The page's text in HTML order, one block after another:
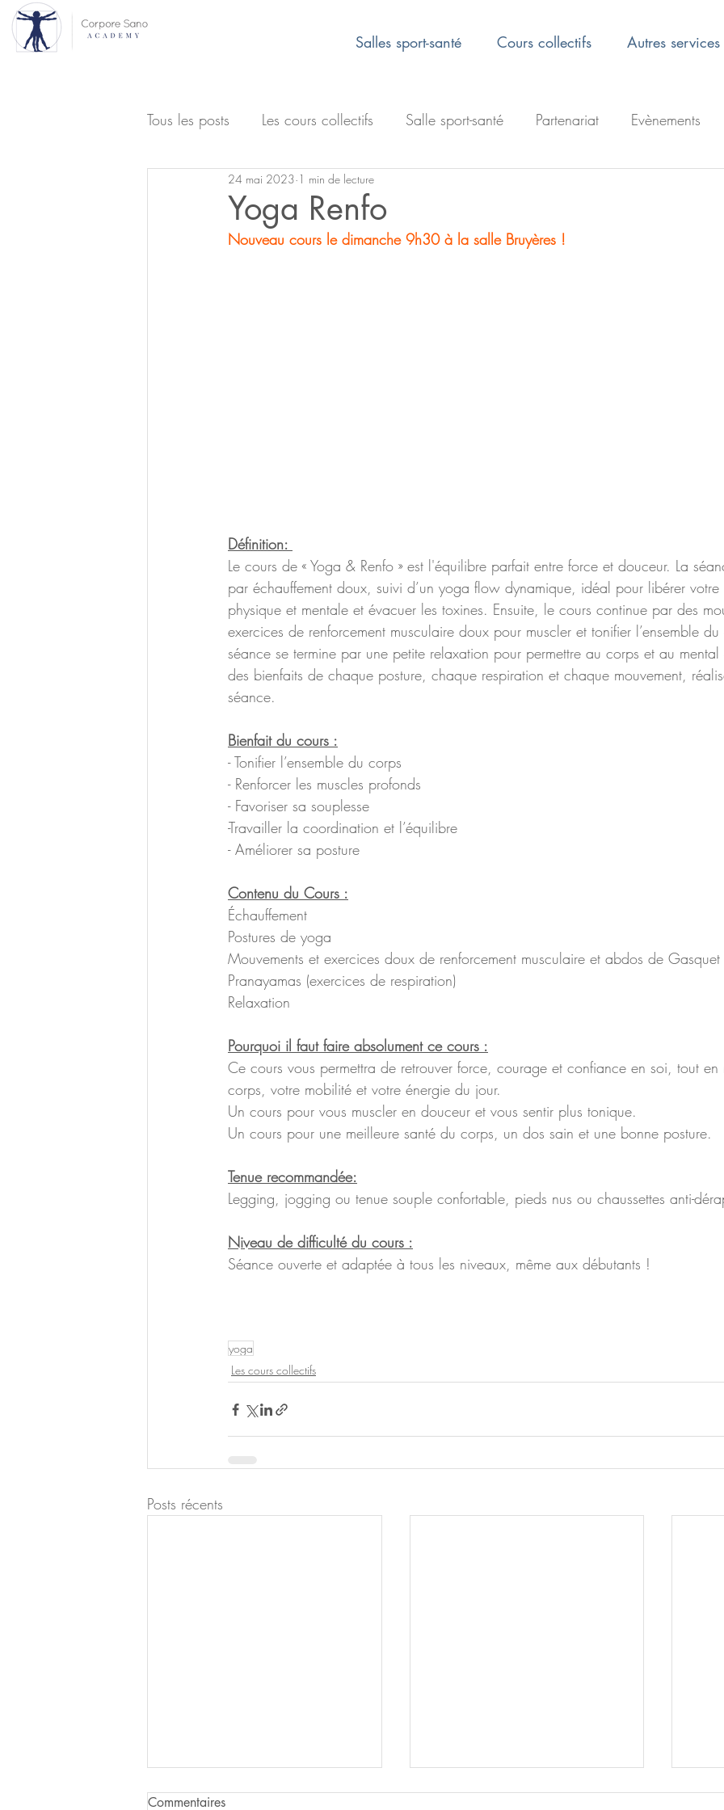
Salles sport-santé Cours collectifs Autres services
Tous les posts Les cours collectifs Salle sport-santé Partenariat Evènements
Yoga Renfo
24 mai 2023 1 min de lecture
Nouveau cours le dimanche 9h30 à la salle Bruyères !
Définition:
Le cours de « Yoga & Renfo » est l'équilibre parfait entre force et douceur. La
par échauffement doux, suivi d’un yoga flow dynamique, idéal pour libérer votre
physique et mentale et évacuer les toxines. Ensuite, le cours continue par des
exercices de renforcement musculaire doux pour muscler et tonifier l’ensemble
séance se termine par une petite relaxation pour permettre au corps et au mental
des bienfaits de chaque posture, chaque respiration et chaque mouvement,
séance.
Bienfait du cours :
- Tonifier l’ensemble du corps
- Renforcer les muscles profonds
- Favoriser sa souplesse
-Travailler la coordination et l’équilibre
- Améliorer sa posture
Contenu du Cours :
Échauffement
Postures de yoga
Mouvements et exercices doux de renforcement musculaire et abdos de Gasquet
Pranayamas (exercices de respiration)
Relaxation
Pourquoi il faut faire absolument ce cours :
Ce cours vous permettra de retrouver force, courage et confiance en soi, tout en
corps, votre mobilité et votre énergie du jour.
Un cours pour vous muscler en douceur et vous sentir plus tonique.
Un cours pour une meilleure santé du corps, un dos sain et une bonne posture.
Tenue recommandée:
Legging, jogging ou tenue souple confortable, pieds nus ou chaussettes anti-
Niveau de difficulté du cours :
Séance ouverte et adaptée à tous les niveaux, même aux débutants !
yoga
Les cours collectifs
Posts récents
Commentaires